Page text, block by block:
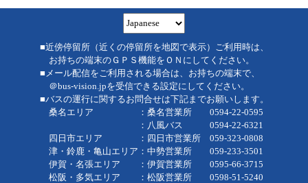
■近傍停留所（近くの停留所を地図で表示）ご利用時は、
お持ちの端末のＧＰＳ機能をＯＮにしてください。
■メール配信をご利用される場合は、お持ちの端末で、
＠bus-vision.jpを受信できる設定にしてください。
■バスの運行に関するお問合せは下記までお願いします。
桑名エリア ：桑名営業所 0594-22-0595
：八風バス 0594-22-6321
四日市エリア ：四日市営業所 059-323-0808
津・鈴鹿・亀山エリア：中勢営業所 059-233-3501
伊賀・名張エリア ：伊賀営業所 0595-66-3715
松阪・多気エリア ：松阪営業所 0598-51-5240